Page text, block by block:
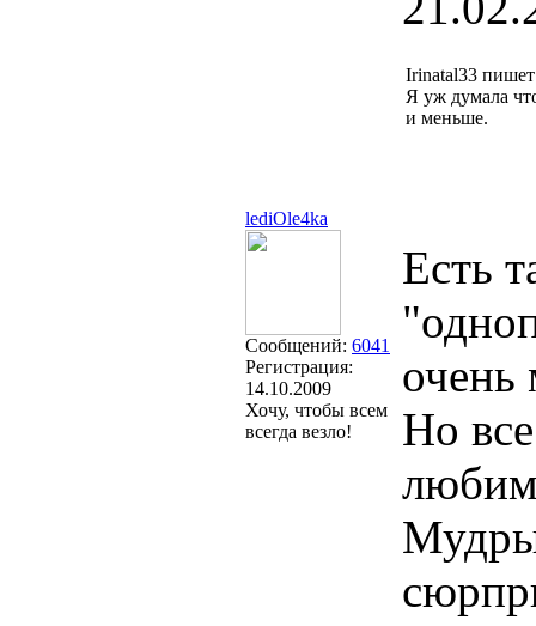
lediOle4ka
Сообщений: 6041
Регистрация:
14.10.2009
Хочу, чтобы всем
всегда везло!
Irinatal33
Я уж думала
и меньше.
Есть
очень
Но